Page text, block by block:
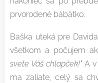
prvorodené bábätko.
Baška uteká pre
všetkom a počujem
svete Váš chlapček!"A v
ma zaliate, celý sa